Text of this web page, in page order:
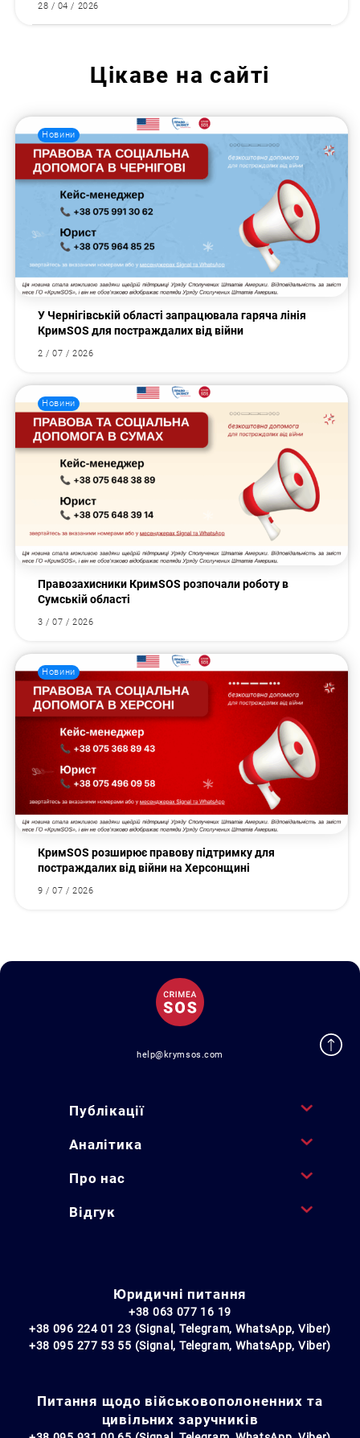
28 / 04 / 2026
Цікаве на сайті
Новини
У Чернігівській області запрацювала гаряча лінія
КримSOS для постраждалих від війни
2 / 07 / 2026
Новини
Правозахисники КримSOS розпочали роботу в
Сумській області
3 / 07 / 2026
Новини
КримSOS розширює правову підтримку для
постраждалих від війни на Херсонщині
9 / 07 / 2026
help@krymsos.com
Публікації
Аналітика
Про нас
Відгук
Юридичні питання
+38 063 077 16 19
+38 096 224 01 23 (Signal, Telegram, WhatsApp, Viber)
+38 095 277 53 55 (Signal, Telegram, WhatsApp, Viber)
Питання щодо військовополоненних та
цивільних заручників